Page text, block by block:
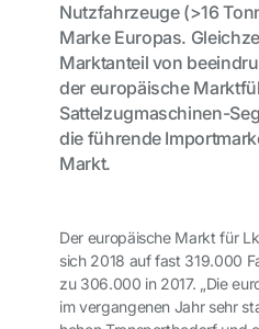
Nutzfahrzeuge (>16
Marke Europas.
Marktanteil von
der europäische
Sattelzugmaschinen-
die führende
Markt.
Der europäische Markt für
sich 2018 auf fast 319.000
zu 306.000 in 2017. „Die
im vergangenen Jahr sehr